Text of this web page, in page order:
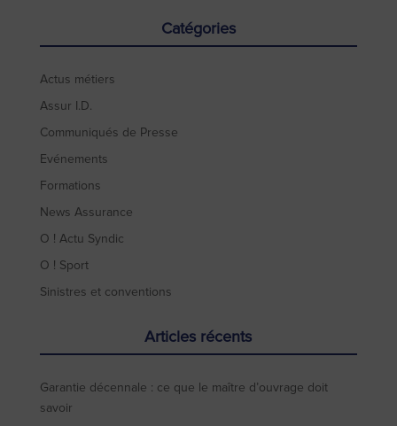
Catégories
Actus métiers
Assur I.D.
Communiqués de Presse
Evénements
Formations
News Assurance
O ! Actu Syndic
O ! Sport
Sinistres et conventions
Articles récents
Garantie décennale : ce que le maître d’ouvrage doit
savoir